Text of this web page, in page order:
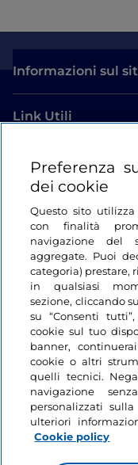
Informazioni sul
Link Utili
Login
Restiamo in contatto
Preferenza
dei cookie
Questo sito
con finalità
navigazione del
aggregate. Puoi
categoria) prestare,
in qualsiasi
sezione, cliccando
su “Consenti
cookie sul tuo
banner,
cookie o altri
quelli tecnici.
navigazione
personalizzati
ulteriori
Cookie policy